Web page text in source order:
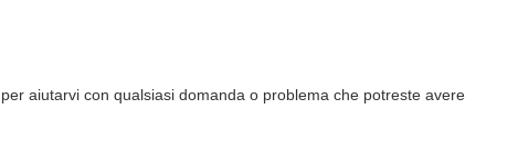
aiutarvi con qualsiasi domanda o problema che potreste avere